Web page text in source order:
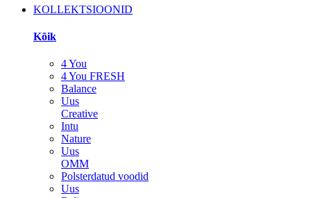
KOLLEKTSIOONID
Kõik
4 You
4 You FRESH
Balance
Uus
Creative
Intu
Nature
Uus
OMM
Polsterdatud voodid
Uus